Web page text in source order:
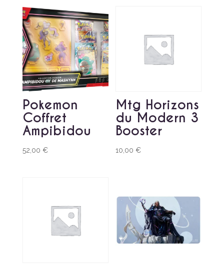
Pokemon
Coffret
Ampibidou
52,00 €
Mtg Horizons
du Modern 3
Booster
10,00€